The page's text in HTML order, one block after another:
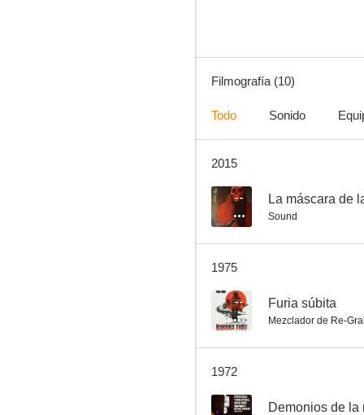
Filmografía (10)
Todo Sonido
2015
-- La máscara de
Sound
1975
-- Furia súbita
Mezclador de Re-
1972
-- Demonios de la